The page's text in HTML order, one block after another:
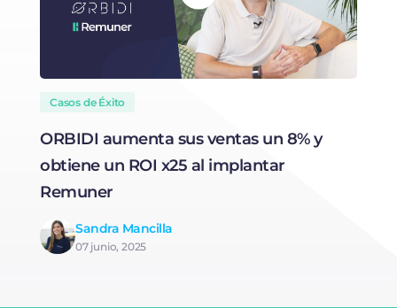
Casos de Éxito
ORBIDI aumenta sus ventas un 8% y
obtiene un ROI x25 al implantar
Remuner
Sandra Mancilla
07 junio, 2025